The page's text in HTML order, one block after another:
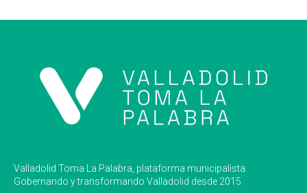
Valladolid Toma La Palabra, plataforma municipalista.
Gobernando y transformando Valladolid desde 2015.